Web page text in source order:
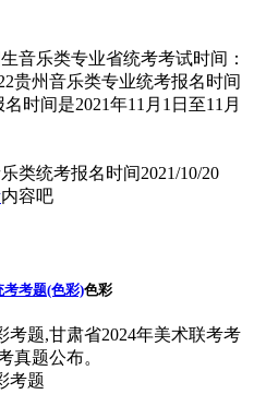
音乐类专业省统考考试时间：
贵州音乐类专业统考报名时间
时间是2021年11月1日至11月
类统考报名时间2021/10/20
内容吧
考考题(色彩)色彩
考题,甘肃省2024年美术联考考
真题公布。